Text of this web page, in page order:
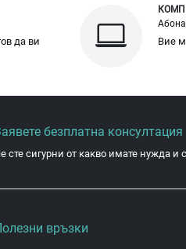
да ви
Вие
безплатна консултация
сте сигурни от какво имате нужда и
връзки